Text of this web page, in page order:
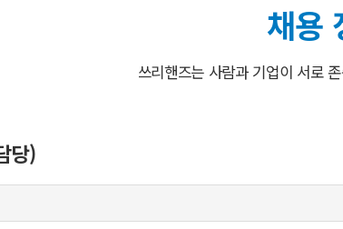
채용
쓰리핸즈는 사람과 기업이 서로
당)